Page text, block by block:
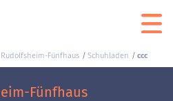
Fünfhaus Schuhladen ccc
Fünfhaus